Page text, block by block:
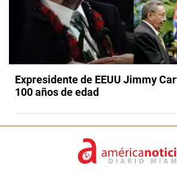
Expresidente de EEUU Jimmy
100 años de edad